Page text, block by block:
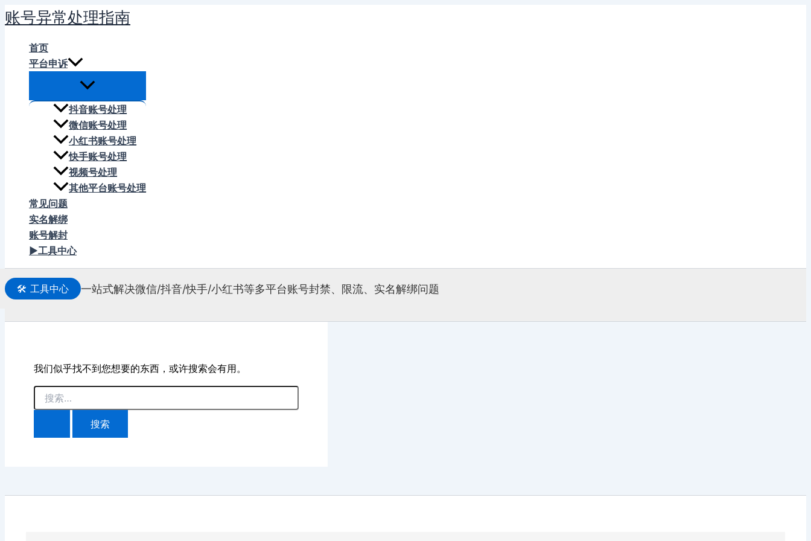
跳
至
账号异常处理指南
首页
平台申诉
抖音账号处理
微信账号处理
小红书账号处理
快手账号处理
视频号处理
其他平台账号处理
常见问题
实名解绑
账号解封
▶工具中心
🛠️ 工具中心 一站式解决微信/抖音/快手/小红书等多平台账号封禁、限流、实名解绑问题
我们似乎找不到您想要的东西，或许搜索会有用。
搜
索：